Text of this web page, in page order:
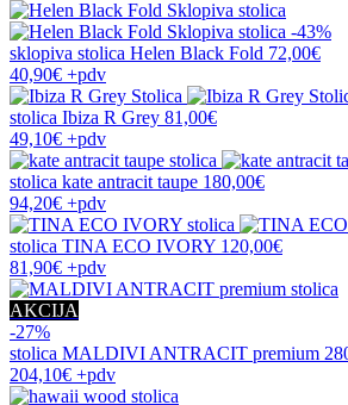
-43%
sklopiva stolica Helen Black Fold 72,00€
40,90€ +pdv
stolica Ibiza R Grey 81,00€
49,10€ +pdv
stolica kate antracit taupe 180,00€
94,20€ +pdv
stolica TINA ECO IVORY 120,00€
81,90€ +pdv
AKCIJA
-27%
stolica MALDIVI ANTRACIT premium
204,10€ +pdv